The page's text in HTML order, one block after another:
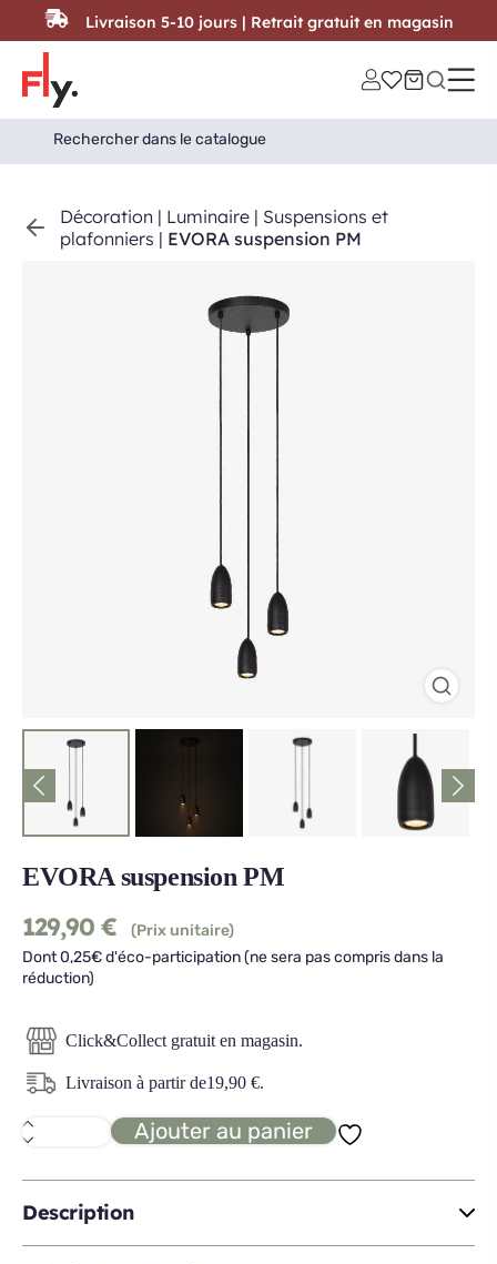
Passer au contenu
Search
for:
Search Button
Décoration | Luminaire | Suspensions et
plafonniers | EVORA suspension PM
EVORA suspension PM
129,90 €
(Prix unitaire)
Dont 0,25€ d'éco-participation (ne sera pas compris dans la
réduction)
Click&Collect gratuit en magasin.
Livraison à partir de19,90 €.
quantité
de
suspension
PM
Ajouter au panier
Description
Livraison 5-10 jours | Retrait gratuit en magasin